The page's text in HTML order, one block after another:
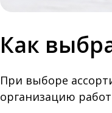
Как
При выборе
организацию